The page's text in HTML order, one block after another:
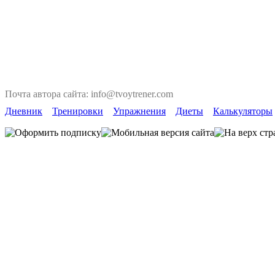
Почта автора сайта: info@tvoytrener.com
Дневник
Тренировки Упражнения Диеты Калькуляторы